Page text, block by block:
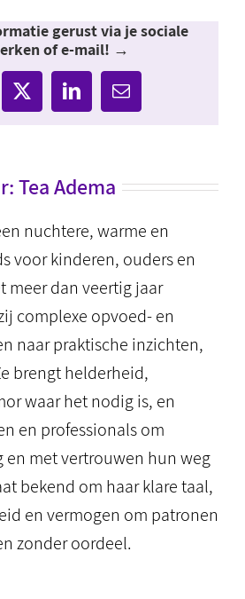
gerust via je sociale
of e-mail! →
X LinkedIn
E-
mail
Tea Adema
nuchtere, warme en
voor kinderen, ouders en
meer dan veertig jaar
complexe opvoed- en
naar praktische inzichten,
brengt helderheid,
waar het nodig is, en
en professionals om
en met vertrouwen hun weg
bekend om haar klare taal,
en vermogen om patronen
zonder oordeel.